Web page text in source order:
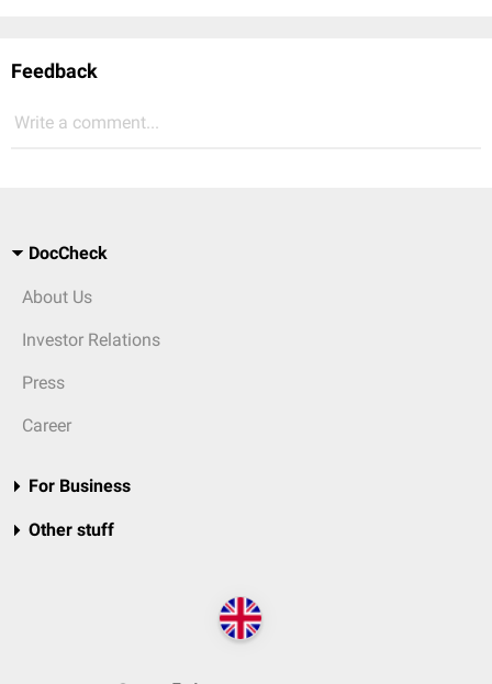
Feedback
Write a comment...
DocCheck
About Us
Investor Relations
Press
Career
For Business
Other stuff